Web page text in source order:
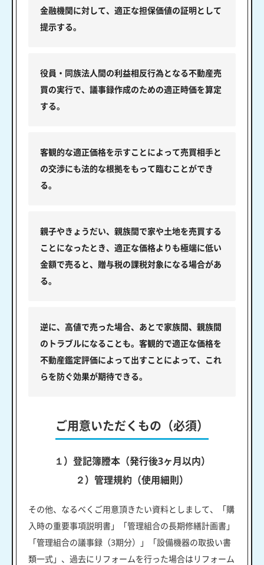
金融機関に対して、適正な担保価値の証明として
提示する。
役員・同族法人間の利益相反行為となる不動産売
買の実行で、議事録作成のための適正時価を算定
する。
客観的な適正価格を示すことによって売買相手と
の交渉にも法的な根拠をもって臨むことができ
る。
親子やきょうだい、親族間で家や土地を売買する
ことになったとき、適正な価格よりも極端に低い
金額で売ると、贈与税の課税対象になる場合があ
る。
逆に、高値で売った場合、あとで家族間、親族間
のトラブルになることも。客観的で適正な価格を
不動産鑑定評価によって出すことによって、これ
らを防ぐ効果が期待できる。
ご用意いただくもの（必須）
１）登記簿謄本（発行後3ヶ月以内）
２）管理規約（使用細則）
その他、なるべくご用意頂きたい資料としまして、「購
入時の重要事項説明書」「管理組合の長期修繕計画書」
「管理組合の議事録（3期分）」「設備機器の取扱い書
類一式」、過去にリフォームを行った場合はリフォーム